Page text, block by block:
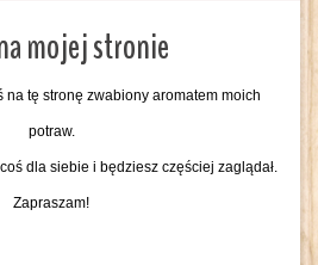
mojej stronie
na tę stronę zwabiony aromatem moich
potraw.
dla siebie i będziesz częściej zaglądał.
Zapraszam!